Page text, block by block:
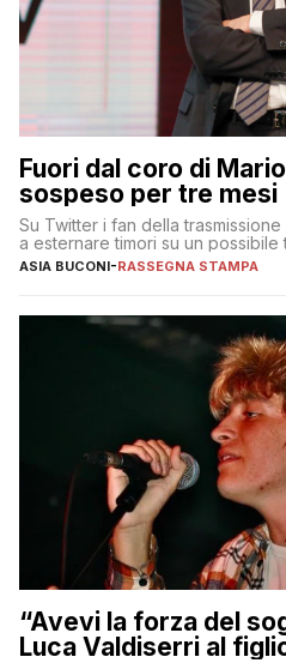
Fuori dal coro di
sospeso per tre mesi
Su Twitter i fan della
a esternare timori su un
ASIA BUCONI-RASSEGNA STAMPA
“Avevi la forza del
Luca Valdiserri al